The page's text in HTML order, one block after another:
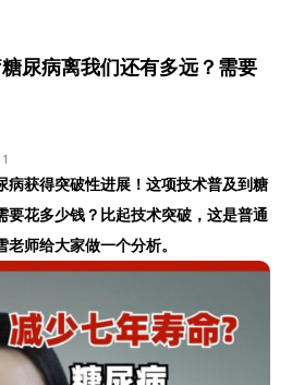
尿病离我们还有多远？需要
病获得突破性进展！这项技术普及到糖
要花多少钱？比起技术突破，这是普通
师给大家做一个分析。